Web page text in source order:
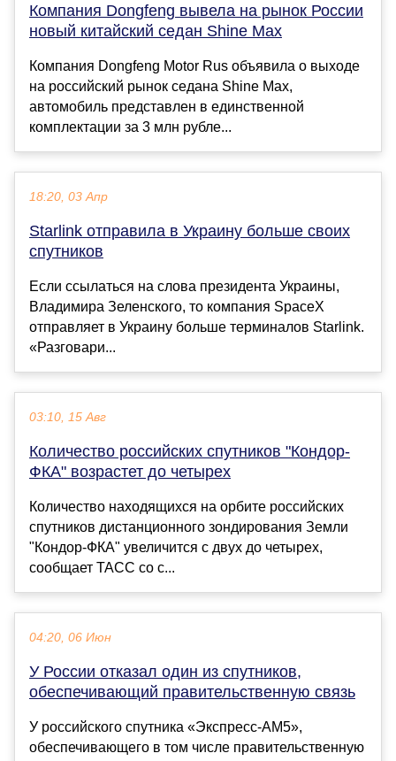
Компания Dongfeng вывела на рынок России
новый китайский седан Shine Max
Компания Dongfeng Motor Rus объявила о выходе
на российский рынок седана Shine Max,
автомобиль представлен в единственной
комплектации за 3 млн рубле...
18:20, 03 Апр
Starlink отправила в Украину больше своих
спутников
Если ссылаться на слова президента Украины,
Владимира Зеленского, то компания SpaceX
отправляет в Украину больше терминалов Starlink.
«Разговари...
03:10, 15 Авг
Количество российских спутников "Кондор-
ФКА" возрастет до четырех
Количество находящихся на орбите российских
спутников дистанционного зондирования Земли
"Кондор-ФКА" увеличится с двух до четырех,
сообщает ТАСС со с...
04:20, 06 Июн
У России отказал один из спутников,
обеспечивающий правительственную связь
У российского спутника «Экспресс-АМ5»,
обеспечивающего в том числе правительственную